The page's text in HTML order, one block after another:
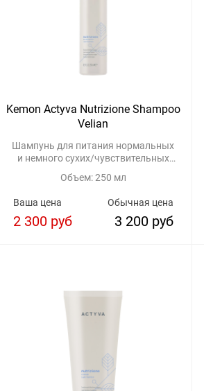
Kemon Actyva Nutrizione Shampoo
Velian
Шампунь для питания нормальных
и немного сухих/чувствительных
Объем: 250 мл
Обычная цена
3 200 руб
Ваша цена
2 300 руб